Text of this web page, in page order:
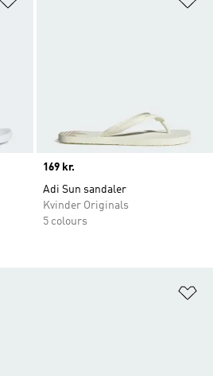
Price
169 kr.
Adi Sun sandaler
Kvinder Originals
5 colours